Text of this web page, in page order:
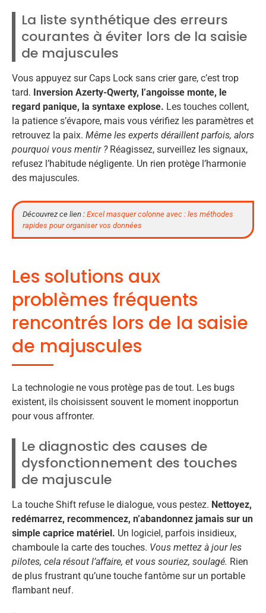
La liste synthétique des erreurs
courantes à éviter lors de la saisie
de majuscules
Vous appuyez sur Caps Lock sans crier gare, c’est trop
tard. Inversion Azerty-Qwerty, l’angoisse monte, le
regard panique, la syntaxe explose. Les touches collent,
la patience s’évapore, mais vous vérifiez les paramètres et
retrouvez la paix. Même les experts déraillent parfois, alors
pourquoi vous mentir ?Réagissez, surveillez les signaux,
refusez l’habitude négligente. Un rien protège l’harmonie
des majuscules.
Découvrez ce lien : Excel masquer colonne avec : les méthodes
rapides pour organiser vos données
Les solutions aux
problèmes fréquents
rencontrés lors de la saisie
de majuscules
La technologie ne vous protège pas de tout. Les bugs
existent, ils choisissent souvent le moment inopportun
pour vous affronter.
Le diagnostic des causes de
dysfonctionnement des touches
de majuscule
La touche Shift refuse le dialogue, vous pestez. Nettoyez,
redémarrez, recommencez, n’abandonnez jamais sur un
simple caprice matériel. Un logiciel, parfois insidieux,
chamboule la carte des touches. Vous mettez à jour les
pilotes, cela résout l’affaire, et vous souriez, soulagé. Rien
de plus frustrant qu’une touche fantôme sur un portable
flambant neuf.